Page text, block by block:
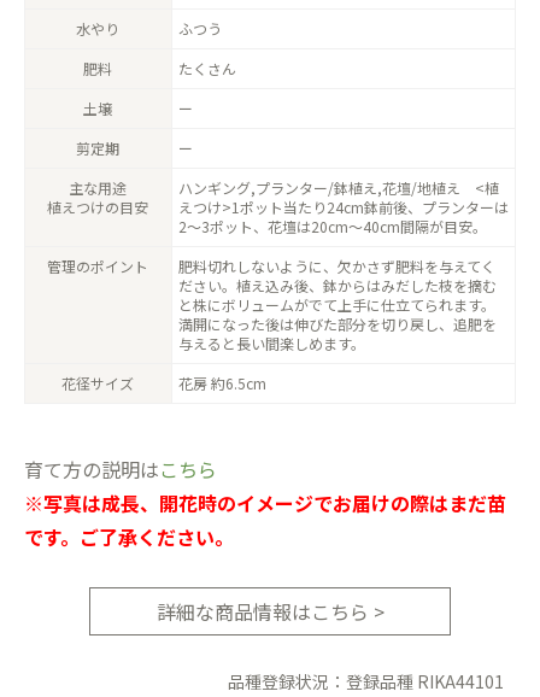
水やり
ふつう
肥料
たくさん
土壌
ー
剪定期
ー
主な用途
植えつけの目安
ハンギング,プランター/鉢植え,花壇/地植え <植
えつけ>1ポット当たり24cm鉢前後、プランターは
2〜3ポット、花壇は20cm〜40cm間隔が目安。
管理のポイント
肥料切れしないように、欠かさず肥料を与えてく
ださい。植え込み後、鉢からはみだした枝を摘む
と株にボリュームがでて上手に仕立てられます。
満開になった後は伸びた部分を切り戻し、追肥を
与えると長い間楽しめます。
花径サイズ
花房 約6.5cm
育て方の説明はこちら
※写真は成長、開花時のイメージでお届けの際はまだ苗
です。ご了承ください。
詳細な商品情報はこちら >
品種登録状況：登録品種 RIKA44101